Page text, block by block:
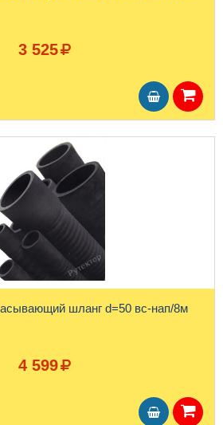
3 525
шланг d=50 вс-нап/8м
4 599